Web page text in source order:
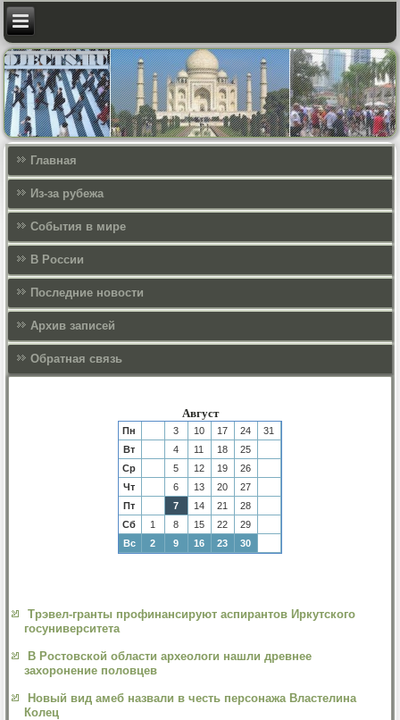
Главная
Из-за рубежа
События в мире
В России
Последние новости
Архив записей
Обратная связь
Август
Пн 3 10 17 24
31
Вт
4 11 18
25
Ср
5 12 19
26
Чт
6 13 20
27
Пт
7 14 21
28
Сб
1 8 15 22
29
Вс
2 9 16 23 30
Трэвел-гранты профинансируют аспирантов Иркутского
госуниверситета
В Ростовской области археологи нашли древнее
захоронение половцев
Новый вид амеб назвали в честь персонажа Властелина
Колец